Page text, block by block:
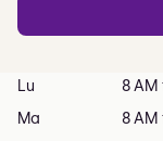
Lu
8 AM
Ma
8 AM